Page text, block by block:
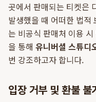
곳에서 판매되는 티켓은
발생했을 때 어떠한 법적
는 비공식 판매처 이용
을 통해 유니버셜 스튜디
번 강조하고자 합니다.
입장 거부 및 환불